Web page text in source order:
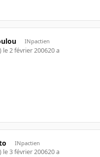
INpactien
le 2 février 200620 a
INpactien
le 3 février 200620 a